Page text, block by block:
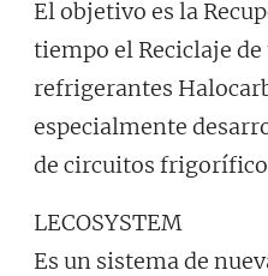
El objetivo es la
tiempo el Reciclaje de
refrigerantes
especialmente
de circuitos
LECOSYSTEM
Es un sistema de